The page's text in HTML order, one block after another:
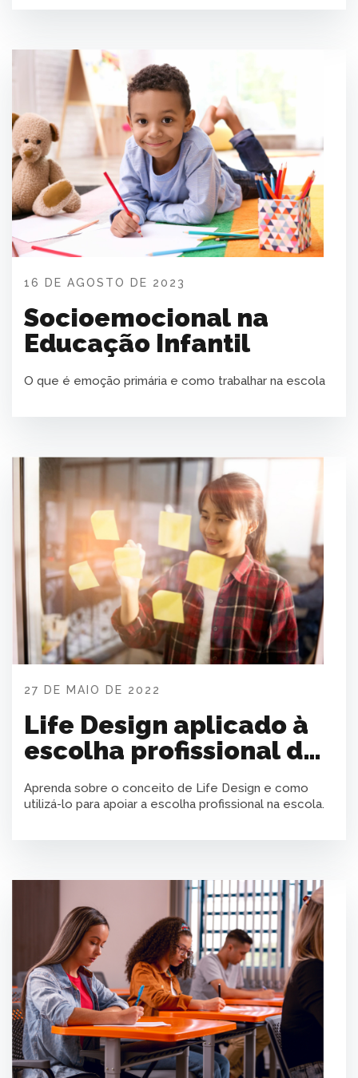
16 DE AGOSTO DE 2023
Socioemocional na
Educação Infantil
O que é emoção primária e como trabalhar na escola
27 DE MAIO DE 2022
Life Design aplicado à
escolha profissional do
adolescente
Aprenda sobre o conceito de Life Design e como
utilizá-lo para apoiar a escolha profissional na escola.